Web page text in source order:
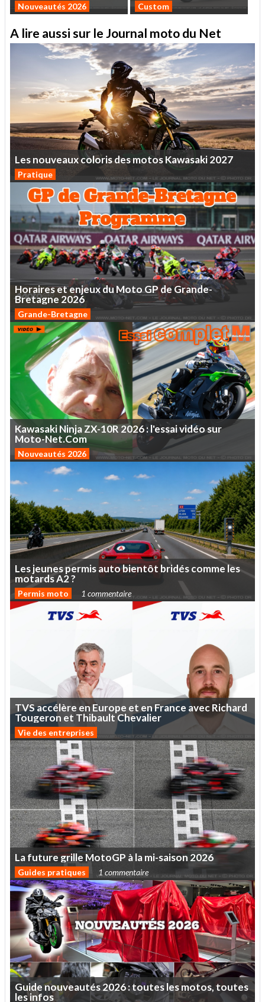
Nouveautés 2026
Custom
A lire aussi sur le Journal moto du Net
LesnouveauxcolorisdesmotosKawasaki2027
Pratique
HorairesetenjeuxduMotoGPdeGrande-
Bretagne 2026
Grande-Bretagne
KawasakiNinjaZX-10R2026:l'essaividéosur
Moto-Net.Com
Nouveautés 2026
Lesjeunespermisautobientôt bridéscommeles
motardsA2?
Permis moto 1 commentaire
TVSaccélère enEurope et enFrance avecRichard
Tougeron et Thibault Chevalier
Vie des entreprises
Lafuturegrille MotoGP àlami-saison 2026
Guides pratiques 1 commentaire
Guidenouveautés2026:touteslesmotos,toutes
lesinfos